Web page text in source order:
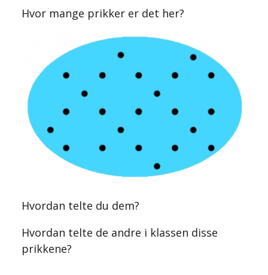
Hvor mange prikker er det her?
Hvordan telte du dem?
Hvordan telte de andre i klassen disse
prikkene?